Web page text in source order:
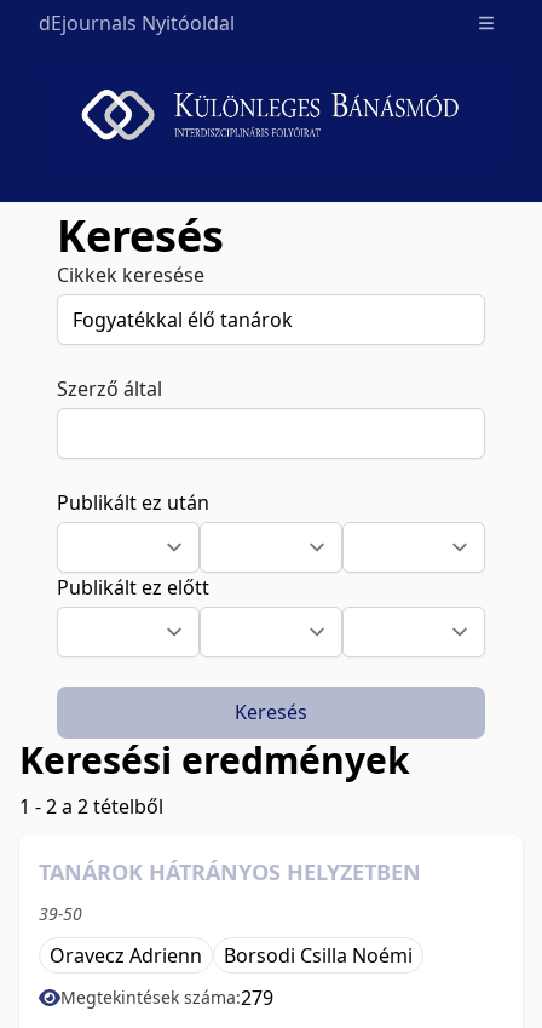
dEjournals Nyitóoldal Open
Keresés
Cikkek keresése
Szerző által
Publikált ez után
Publikált ez előtt
Keresés
Keresési eredmények
1 - 2 a 2 tételből
TANÁROK HÁTRÁNYOS HELYZETBEN
39-50
Oravecz Adrienn Borsodi Csilla Noémi
Megtekintések száma:279